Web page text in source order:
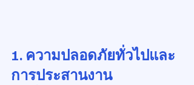
1. ความปลอดภัยทั่วไปและ
การประสานงาน